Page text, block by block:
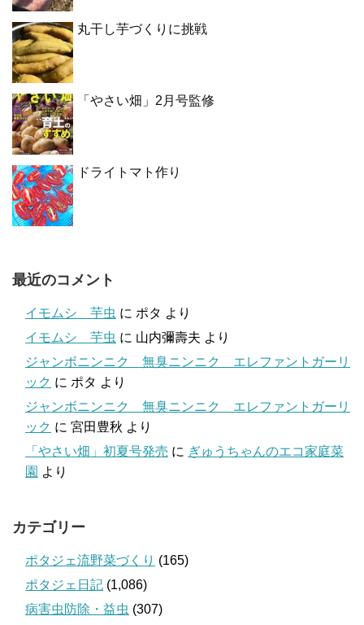
丸干し芋づくりに挑戦
「やさい畑」2月号監修
ドライトマト作り
最近のコメント
イモムシ 芋虫 に ポタ より
イモムシ 芋虫 に 山内彌壽夫 より
ジャンボニンニク 無臭ニンニク エレファントガーリ
ック に ポタ より
ジャンボニンニク 無臭ニンニク エレファントガーリ
ック に 宮田豊秋 より
「やさい畑」初夏号発売 に ぎゅうちゃんのエコ家庭菜
園 より
カテゴリー
ポタジェ流野菜づくり (165)
ポタジェ日記 (1,086)
病害虫防除・益虫 (307)